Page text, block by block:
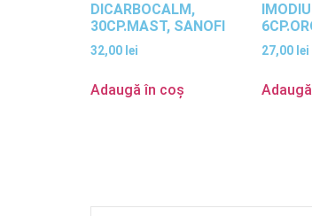
DICARBOCALM,
30CP.MAST, SANOFI
32,00 lei
Adaugă în coș
27,00 lei